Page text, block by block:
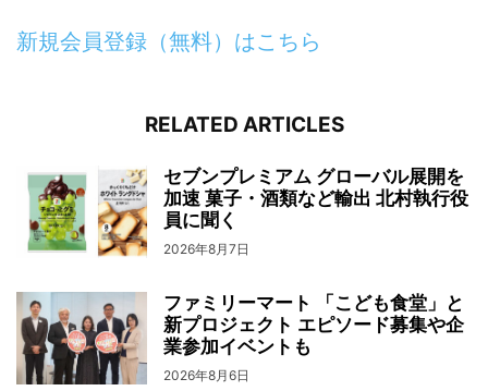
新規会員登録（無料）はこちら
RELATED ARTICLES
セブンプレミアム グローバル展開を
加速 菓子・酒類など輸出 北村執行役
員に聞く
2026年8月7日
ファミリーマート 「こども食堂」と
新プロジェクト エピソード募集や企
業参加イベントも
2026年8月6日